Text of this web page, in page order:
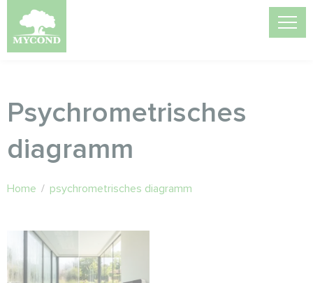
Psychrometrisches
diagramm
Home / psychrometrisches diagramm